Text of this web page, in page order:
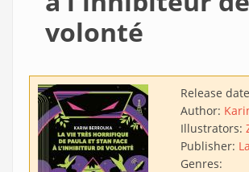
volonté
Release
Author:
Illustrators:
Publisher:
Genres: